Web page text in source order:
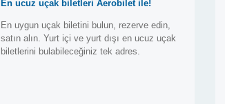
En ucuz uçak biletleri Aerobilet ile!
En uygun uçak biletini bulun, rezerve edin,
satın alın. Yurt içi ve yurt dışı en ucuz uçak
biletlerini bulabileceğiniz tek adres.